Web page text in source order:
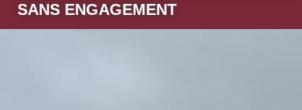
SANS ENGAGEMENT